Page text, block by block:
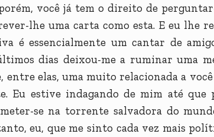
você já tem o direito de
lhe uma carta como esta. E eu lhe
é essencialmente um cantar de
dias deixou-me a ruminar uma
entre elas, uma muito relacionada a
Eu estive indagando de mim até que
se na torrente salvadora do
eu, que me sinto cada vez mais